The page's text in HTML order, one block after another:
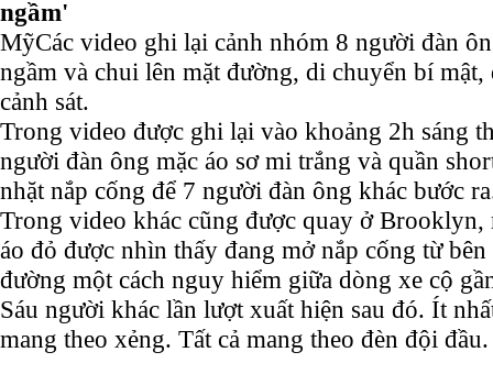
ngầm'
MỹCác video ghi lại cảnh nhóm 8 người đàn
ngầm và chui lên mặt đường, di chuyển bí mật,
cảnh sát.
Trong video được ghi lại vào khoảng 2h sáng
người đàn ông mặc áo sơ mi trắng và quần
nhặt nắp cống để 7 người đàn ông khác bước
Trong video khác cũng được quay ở Brooklyn,
áo đỏ được nhìn thấy đang mở nắp cống từ
đường một cách nguy hiểm giữa dòng xe cộ
Sáu người khác lần lượt xuất hiện sau đó. Ít
mang theo xẻng. Tất cả mang theo đèn đội đầu.